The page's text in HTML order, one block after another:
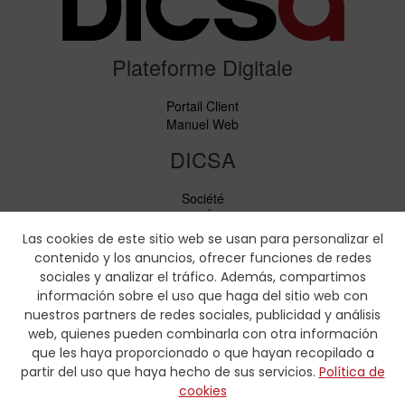
Las cookies de este sitio web se usan para personalizar el
contenido y los anuncios, ofrecer funciones de redes
sociales y analizar el tráfico. Además, compartimos
información sobre el uso que haga del sitio web con
nuestros partners de redes sociales, publicidad y análisis
web, quienes pueden combinarla con otra información
que les haya proporcionado o que hayan recopilado a
partir del uso que haya hecho de sus servicios. Política de
cookies
Plateforme Digitale
Portail Client
Manuel Web
DICSA
Société
Nouvelles et Événements
Services
Code de conduite
Responsabilité sociale
Téléchargements
Tarifs et brochures
Certificats
Tableaux de sertissage